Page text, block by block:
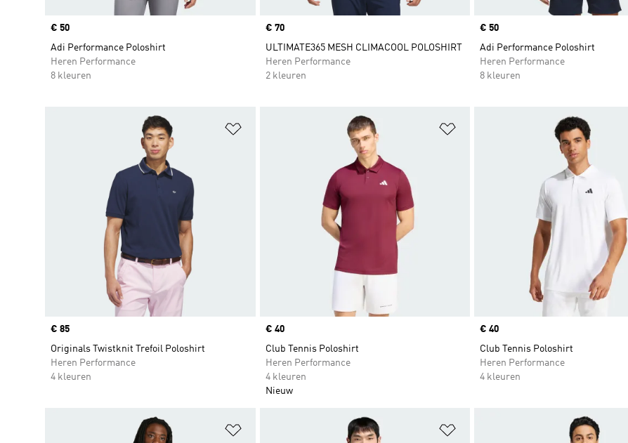
Price
€ 50
Adi Performance Poloshirt
Heren Performance
8 kleuren
Price
€ 70
ULTIMATE365 MESH CLIMACOOL POLOSHIRT
Heren Performance
2 kleuren
Price
€ 50
Adi Performance Poloshirt
Heren Performance
8 kleuren
Op verlanglijst zetten
Price
€ 85
Originals Twistknit Trefoil Poloshirt
Heren Performance
4 kleuren
Op verlanglijst zetten
Price
€ 40
Club Tennis Poloshirt
Heren Performance
4 kleuren
Nieuw
Price
€ 40
Club Tennis Poloshirt
Heren Performance
4 kleuren
Op verlanglijst zetten